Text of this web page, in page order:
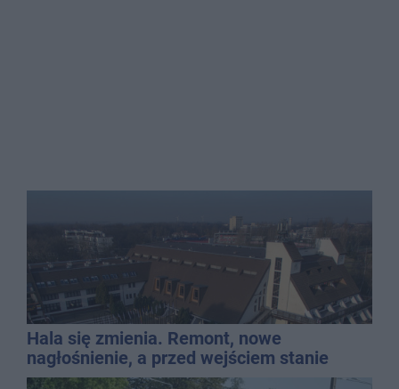
Hala się zmienia. Remont, nowe
nagłośnienie, a przed wejściem stanie
QEMETICA ARENA